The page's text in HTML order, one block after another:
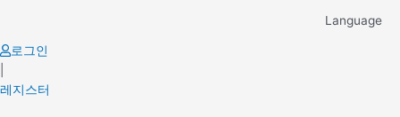
content
Language
로그인
레지스터